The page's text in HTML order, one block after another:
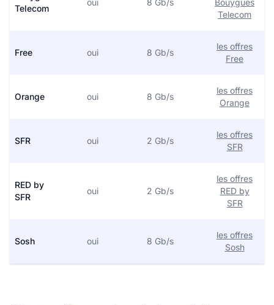
Telecom
oui 8 Gb/s
Bouygues
Telecom
Free oui 8 Gb/s
les offres
Free
Orange oui 8 Gb/s
les offres
Orange
SFR oui 2 Gb/s
les offres
SFR
RED by
SFR
oui 2 Gb/s
les offres
RED by
SFR
Sosh oui 8 Gb/s
les offres
Sosh